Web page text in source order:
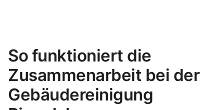
So funktioniert die
Zusammenarbeit bei der
Gebäudereinigung